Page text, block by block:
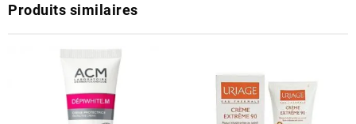
Produits similaires